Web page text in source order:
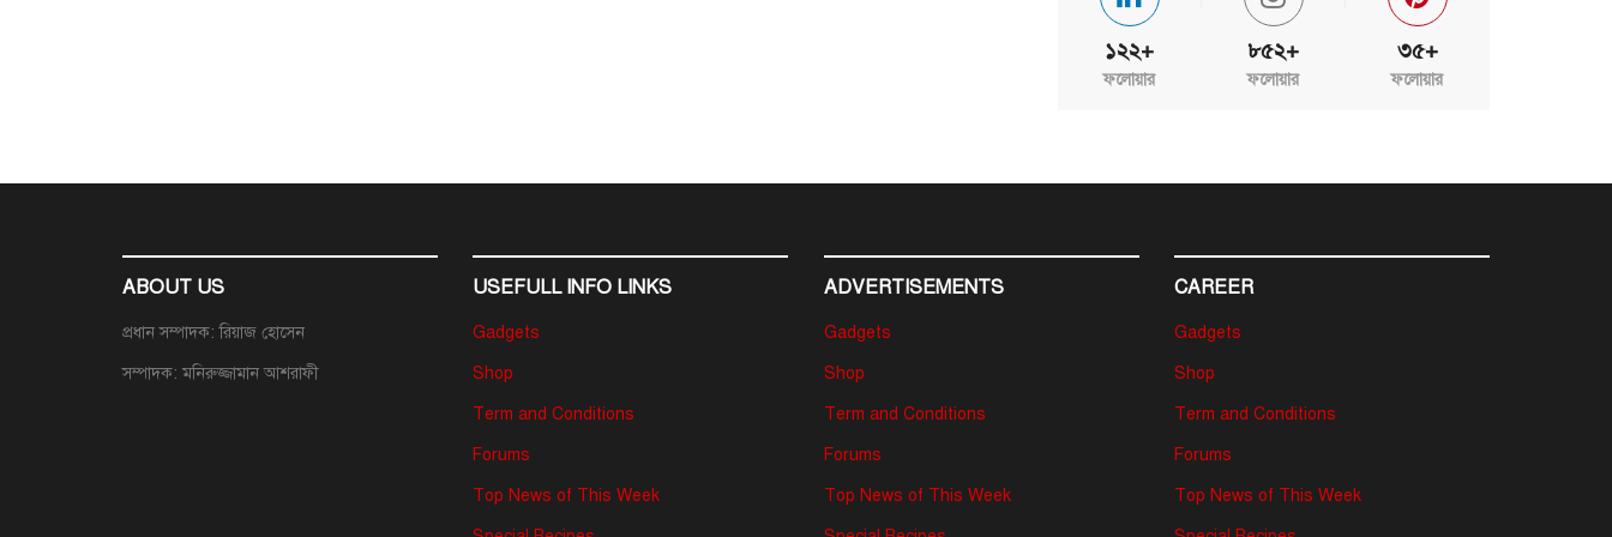
১২২+
ফলোয়ার
৮৫২+
ফলোয়ার
৩৫+
ফলোয়ার
ABOUT US
প্রধান সম্পাদক: রিয়াজ হোসেন
সম্পাদক: মনিরুজ্জামান আশরাফী
USEFULL INFO LINKS
Gadgets
Shop
Term and Conditions
Forums
Top News of This Week
ADVERTISEMENTS
Gadgets
Shop
Term and Conditions
Forums
Top News of This Week
CAREER
Gadgets
Shop
Term and Conditions
Forums
Top News of This Week